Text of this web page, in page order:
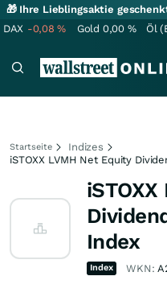
🎁 Ihre Lieblingsaktie
DAX -0,08% Gold 0,00 % Öl
Startseite
Indizes
iSTOXX LVMH Net Equity
Index
Index WKN: